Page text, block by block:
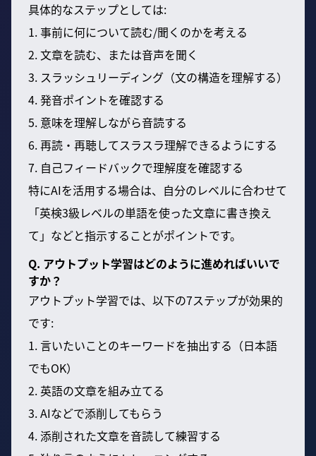
具体的なステップとしては:
1. 事前に何について読む/聞くのかを考える
2. 文章を読む、または音声を聞く
3. スラッシュリーディング（文の構造を理解する）
4. 発音ポイントを確認する
5. 意味を理解しながら音読する
6. 再読・再聴してスラスラ理解できるようにする
7. 自己フィードバックで理解度を確認する
特にAIを活用する場合は、自分のレベルに合わせて
「英検3級レベルの単語を使った文章に書き換え
て」などと指示することがポイントです。
Q. アウトプット学習はどのように進めればいいで
すか？
アウトプット学習では、以下の7ステップが効果的
です:
1. 言いたいことのキーワードを抽出する（日本語
でもOK）
2. 英語の文章を組み立てる
3. AIなどで添削してもらう
4. 添削された文章を音読して練習する